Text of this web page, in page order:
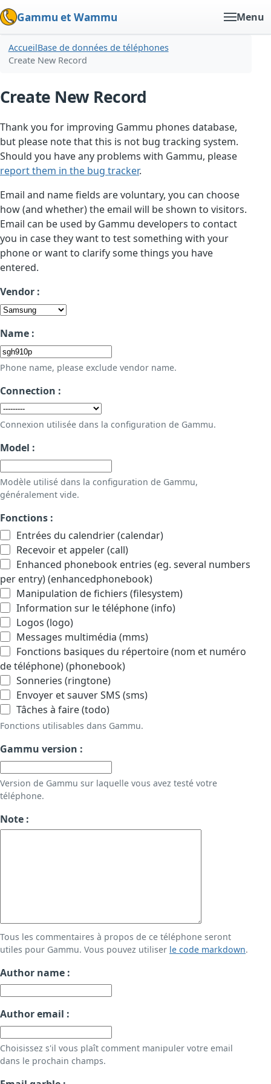
Gammu et Wammu Menu
AccueilBase de données de téléphones
Create New Record
Create New Record
Thank you for improving Gammu phones database,
but please note that this is not bug tracking system.
Should you have any problems with Gammu, please
report them in the bug tracker.
Email and name fields are voluntary, you can choose
how (and whether) the email will be shown to visitors.
Email can be used by Gammu developers to contact
you in case they want to test something with your
phone or want to clarify some things you have
entered.
Vendor :
Name :
Phone name, please exclude vendor name.
Connection :
Connexion utilisée dans la configuration de Gammu.
Model :
Modèle utilisé dans la configuration de Gammu,
généralement vide.
Fonctions :
Entrées du calendrier (calendar)
Recevoir et appeler (call)
Enhanced phonebook entries (eg. several numbers
per entry) (enhancedphonebook)
Manipulation de fichiers (filesystem)
Information sur le téléphone (info)
Logos (logo)
Messages multimédia (mms)
Fonctions basiques du répertoire (nom et numéro
de téléphone) (phonebook)
Sonneries (ringtone)
Envoyer et sauver SMS (sms)
Tâches à faire (todo)
Fonctions utilisables dans Gammu.
Gammu version :
Version de Gammu sur laquelle vous avez testé votre
téléphone.
Note :
Tous les commentaires à propos de ce téléphone seront
utiles pour Gammu. Vous pouvez utiliser le code markdown.
Author name :
Author email :
Choisissez s'il vous plaît comment manipuler votre email
dans le prochain champs.